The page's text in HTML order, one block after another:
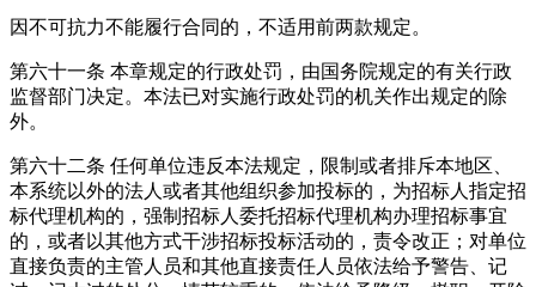
因不可抗力不能履行合同的，不适用前两款规定。
第六十一条 本章规定的行政处罚，由国务院规定的有关行政
监督部门决定。本法已对实施行政处罚的机关作出规定的除
外。
第六十二条 任何单位违反本法规定，限制或者排斥本地区、
本系统以外的法人或者其他组织参加投标的，为招标人指定招
标代理机构的，强制招标人委托招标代理机构办理招标事宜
的，或者以其他方式干涉招标投标活动的，责令改正；对单位
直接负责的主管人员和其他直接责任人员依法给予警告、记